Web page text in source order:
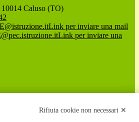
Caluso (TO)
Link per inviare una mail
Link per inviare una
Rifiuta cookie non necessari ✕